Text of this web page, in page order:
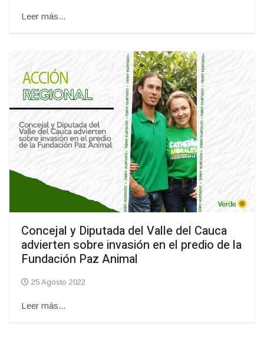
Leer más...
Concejal y Diputada del Valle del Cauca
advierten sobre invasión en el predio de la
Fundación Paz Animal
25 Agosto 2022
Leer más...